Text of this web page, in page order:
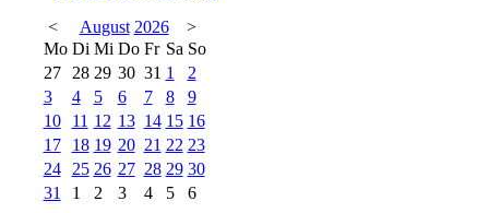
<
August 2026
>
Mo Di Mi Do Fr Sa So
27
28 29 30 31 1
2
3
4 5 6 7 8
9
10
11 12 13 14 15 16
17
18 19 20 21 22 23
24
25 26 27 28 29 30
31
1 2 3 4 5 6